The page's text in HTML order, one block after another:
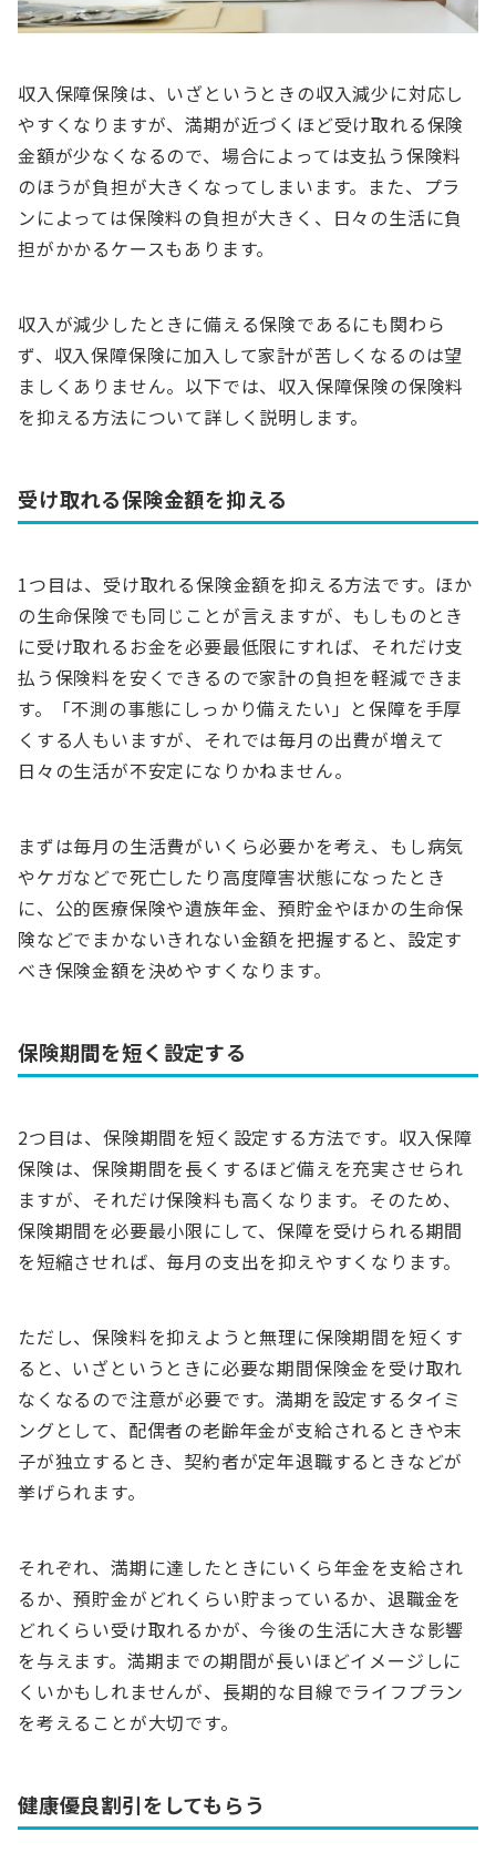
収入保障保険は、いざというときの収入減少に対応し
やすくなりますが、満期が近づくほど受け取れる保険
金額が少なくなるので、場合によっては支払う保険料
のほうが負担が大きくなってしまいます。また、プラ
ンによっては保険料の負担が大きく、日々の生活に負
担がかかるケースもあります。
収入が減少したときに備える保険であるにも関わら
ず、収入保障保険に加入して家計が苦しくなるのは望
ましくありません。以下では、収入保障保険の保険料
を抑える方法について詳しく説明します。
受け取れる保険金額を抑える
1つ目は、受け取れる保険金額を抑える方法です。ほか
の生命保険でも同じことが言えますが、もしものとき
に受け取れるお金を必要最低限にすれば、それだけ支
払う保険料を安くできるので家計の負担を軽減できま
す。「不測の事態にしっかり備えたい」と保障を手厚
くする人もいますが、それでは毎月の出費が増えて
日々の生活が不安定になりかねません。
まずは毎月の生活費がいくら必要かを考え、もし病気
やケガなどで死亡したり高度障害状態になったとき
に、公的医療保険や遺族年金、預貯金やほかの生命保
険などでまかないきれない金額を把握すると、設定す
べき保険金額を決めやすくなります。
保険期間を短く設定する
2つ目は、保険期間を短く設定する方法です。収入保障
保険は、保険期間を長くするほど備えを充実させられ
ますが、それだけ保険料も高くなります。そのため、
保険期間を必要最小限にして、保障を受けられる期間
を短縮させれば、毎月の支出を抑えやすくなります。
ただし、保険料を抑えようと無理に保険期間を短くす
ると、いざというときに必要な期間保険金を受け取れ
なくなるので注意が必要です。満期を設定するタイミ
ングとして、配偶者の老齢年金が支給されるときや末
子が独立するとき、契約者が定年退職するときなどが
挙げられます。
それぞれ、満期に達したときにいくら年金を支給され
るか、預貯金がどれくらい貯まっているか、退職金を
どれくらい受け取れるかが、今後の生活に大きな影響
を与えます。満期までの期間が長いほどイメージしに
くいかもしれませんが、長期的な目線でライフプラン
を考えることが大切です。
健康優良割引をしてもらう